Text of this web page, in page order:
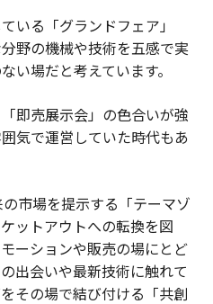
いる「グランドフェア」
野の機械や技術を五感で実
い場だと考えています。
即売展示会」の色合いが強
気で運営していた時代もあ
市場を提示する「テーマゾ
ットアウトへの転換を図
ーションや販売の場にとど
出会いや最新技術に触れて
その場で結び付ける「共創